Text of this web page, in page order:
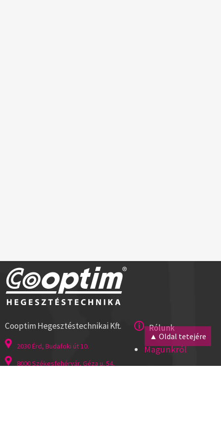
▲ Oldal tetejére
Cooptim Hegesztéstechnikai Kft.
2030 Érd, Budafoki út 10.
8000 Székesfehérvár, Géza u. 54.
Rólunk
Magunkról
Kapcsolat